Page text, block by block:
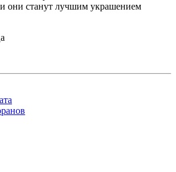
они станут лучшим украшением